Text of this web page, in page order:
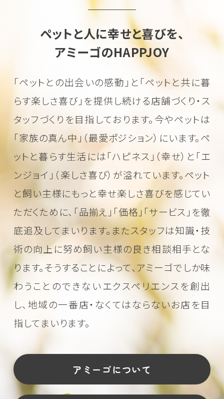
ペットと人に幸せと喜びを、
アミーゴのHAPPJOY
「ペットとの出会いの感動」と「ペットと共に暮
らす楽しさ喜び」を提供し続ける店舗づくり・ス
タッフづくりを目指しております。 今やペットは
「家族の真ん中」（最愛ポジション）にいます。ペ
ットと暮らす生活には「ハピネス」（幸せ）と「エ
ンジョイ」（楽しさ喜び）が溢れています。ペット
と飼い主様にもっと幸せ楽しさ喜びを感じてい
ただくために、 「品揃え」「価格」「サービス」を徹
底追及してまいります。またスタッフは知識・技
術の向上に努め飼い主様の良き相談相手とな
ります。そうすることによって、アミーゴでしか味
わうことのできないエクスペリエンスを創出
し、地域の一番店・なくてはならないお店を目
指してまいります。
アミーゴについて